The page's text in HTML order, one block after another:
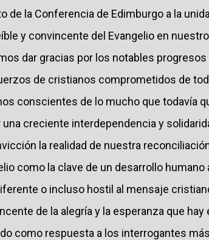
de la Conferencia de Edimburgo a la
y convincente del Evangelio en
dar gracias por los notables
de cristianos comprometidos de
conscientes de lo mucho que todavía
creciente interdependencia y
la realidad de nuestra
como la clave de un desarrollo
o incluso hostil al mensaje
de la alegría y la esperanza que
como respuesta a los interrogantes